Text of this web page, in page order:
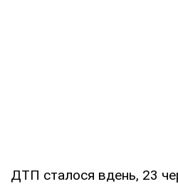
ДТП сталося вдень, 23